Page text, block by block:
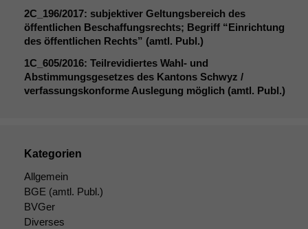
2C_196/2017: subjektiver Geltungsbereich des
öffentlichen Beschaffungsrechts; Begriff “Einrichtung
des öffentlichen Rechts” (amtl. Publ.)
1C_605/2016: Teilrevidiertes Wahl- und
Abstimmungsgesetzes des Kantons Schwyz /
verfassungskonforme Auslegung möglich (amtl. Publ.)
Kategorien
Allgemein
BGE (amtl. Publ.)
BVGer
Diverses
nicht
optional, es
braucht sie,
damit die
Website
korrekt